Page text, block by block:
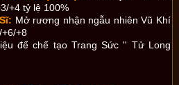
+4 tỷ lệ 100%
Mở rương nhận ngẫu nhiên Vũ Khí
+8
để chế tạo Trang Sức '' Tử Long